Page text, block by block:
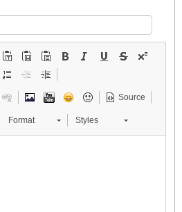
Source
Format Styles